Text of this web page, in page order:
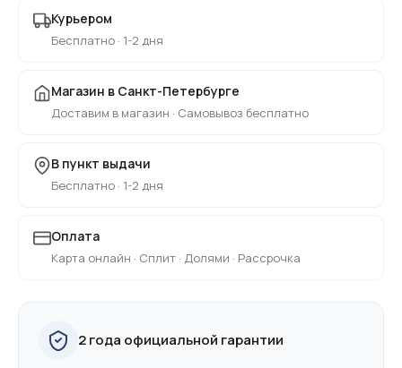
Курьером
Бесплатно · 1-2 дня
Магазин в Санкт-Петербурге
Доставим в магазин · Самовывоз бесплатно
В пункт выдачи
Бесплатно · 1-2 дня
Оплата
Карта онлайн · Сплит · Долями · Рассрочка
2 года официальной гарантии